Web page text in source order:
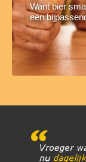
Want bier
een